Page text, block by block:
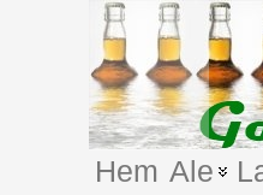
Hem Ale